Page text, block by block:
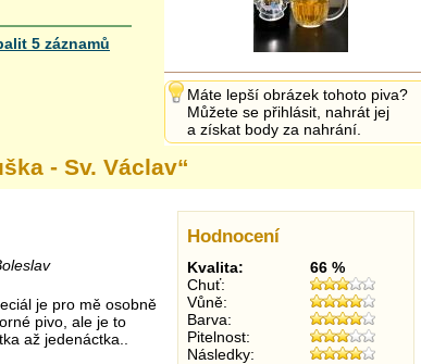
5 záznamů
Máte lepší obrázek tohoto piva?
Můžete se přihlásit, nahrát jej
a získat body za nahrání.
- Sv. Václav“
Hodnocení
Kvalita:
66 %
Chuť:
Vůně:
Barva:
Pitelnost:
Následky:
je pro mě osobně
pivo, ale je to
až jedenáctka..